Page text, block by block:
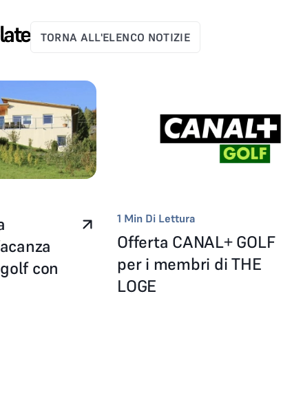
TORNA ALL'ELENCO NOTIZIE
con
1 Min Di Lettura
Offerta CANAL+ GOLF
per i membri di THE
LOGE